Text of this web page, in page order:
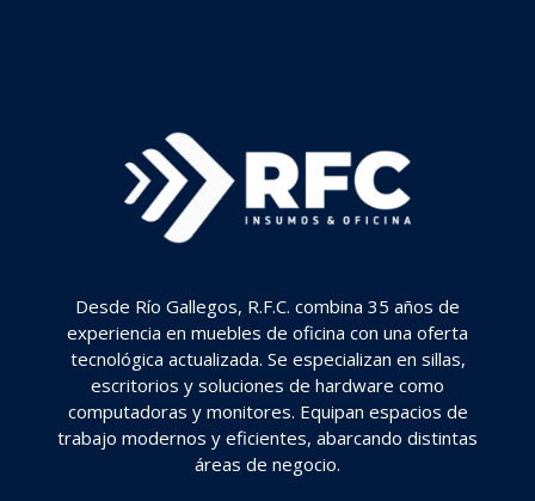
Desde Río Gallegos, R.F.C. combina 35 años de
experiencia en muebles de oficina con una oferta
tecnológica actualizada. Se especializan en sillas,
escritorios y soluciones de hardware como
computadoras y monitores. Equipan espacios de
trabajo modernos y eficientes, abarcando distintas
áreas de negocio.